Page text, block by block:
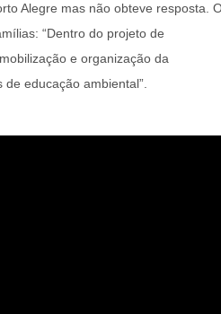
Alegre mas não obteve resposta.
“Dentro do projeto de
e organização da
educação ambiental”.